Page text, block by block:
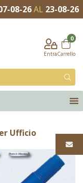
08-26AL 23-08-26
Entra
0
Carrello
Ufficio